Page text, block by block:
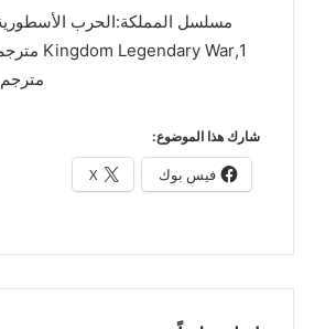
مترجم 1,مسلسل المملكة:الحرب الأسطورية مترجم
شارك هذا الموضوع:
فيس بوك X